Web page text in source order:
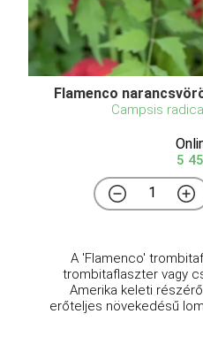
Flamenco
Campsis
5
A 'Flamenco'
trombitaflaszter vagy
Amerika keleti
erőteljes növekedésű